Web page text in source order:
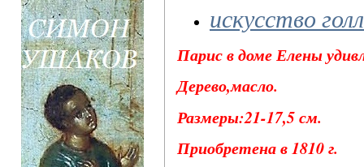
искусство
Парис в доме Елены
Дерево,масло.
Размеры:21-17,5 см.
Приобретена в 1810 г.